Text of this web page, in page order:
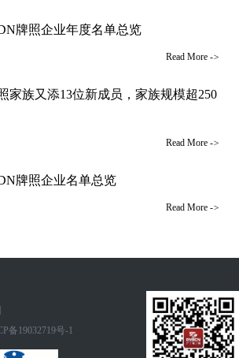
牌照企业年度名单总览
Read More ->
家族又添13位新成员，家族规模超250
Read More ->
牌照企业名单总览
Read More ->
备19032719号-1